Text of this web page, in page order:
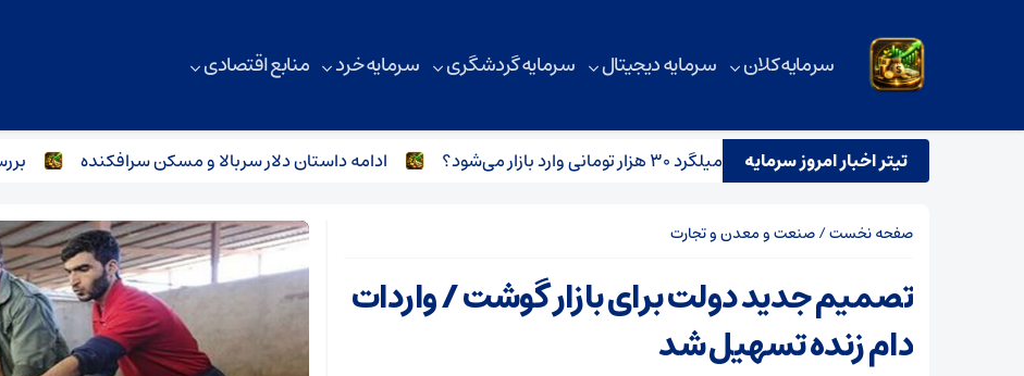
سرمایه کلان سرمایه دیجیتال سرمایه گردشگری سرمایه خرد منابع اقتصادی
تیتر اخبار امروز سرمایه
در روزهای پرتنش خاورمیانه میلگرد ۳۰ هزار تومانی وارد بازار می‌شود؟ ادامه داستان دلار سربالا و مسکن سرافکنده بررسی
صفحه نخست/صنعت و معدن و تجارت
تصمیم جدید دولت برای بازار گوشت / واردات
دام زنده تسهیل شد